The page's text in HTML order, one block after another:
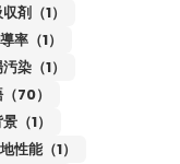
剤（1）
率（1）
染（1）
70）
（1）
性能（1）